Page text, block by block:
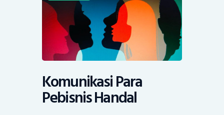
Komunikasi Para
Pebisnis Handal